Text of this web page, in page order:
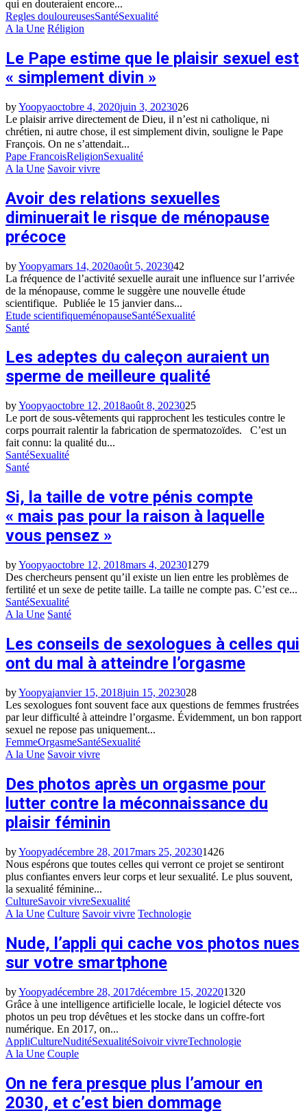
qui en douteraient encore...
Regles douloureusesSantéSexualité
A la Une Réligion
Le Pape estime que le plaisir sexuel est
« simplement divin »
byYoopyaoctobre 4, 2020juin 3, 2023026
Le plaisir arrive directement de Dieu, il n’est ni catholique, ni
chrétien, ni autre chose, il est simplement divin, souligne le Pape
François. On ne s’attendait...
Pape FrancoisReligionSexualité
A la Une Savoir vivre
Avoir des relations sexuelles
diminuerait le risque de ménopause
précoce
byYoopyamars 14, 2020août 5, 2023042
La fréquence de l’activité sexuelle aurait une influence sur l’arrivée
de la ménopause, comme le suggère une nouvelle étude
scientifique. Publiée le 15 janvier dans...
Etude scientifiqueménopauseSantéSexualité
Santé
Les adeptes du caleçon auraient un
sperme de meilleure qualité
byYoopyaoctobre 12, 2018août 8, 2023025
Le port de sous-vêtements qui rapprochent les testicules contre le
corps pourrait ralentir la fabrication de spermatozoïdes. C’est un
fait connu: la qualité du...
SantéSexualité
Santé
Si, la taille de votre pénis compte
« mais pas pour la raison à laquelle
vous pensez »
byYoopyaoctobre 12, 2018mars 4, 202301279
Des chercheurs pensent qu’il existe un lien entre les problèmes de
fertilité et un sexe de petite taille. La taille ne compte pas. C’est ce...
SantéSexualité
A la Une Santé
Les conseils de sexologues à celles qui
ont du mal à atteindre l’orgasme
byYoopyajanvier 15, 2018juin 15, 2023028
Les sexologues font souvent face aux questions de femmes frustrées
par leur difficulté à atteindre l’orgasme. Évidemment, un bon rapport
sexuel ne repose pas uniquement...
FemmeOrgasmeSantéSexualité
A la Une Savoir vivre
Des photos après un orgasme pour
lutter contre la méconnaissance du
plaisir féminin
byYoopyadécembre 28, 2017mars 25, 202301426
Nous espérons que toutes celles qui verront ce projet se sentiront
plus confiantes envers leur corps et leur sexualité. Le plus souvent,
la sexualité féminine...
CultureSavoir vivreSexualité
A la Une Culture Savoir vivre Technologie
Nude, l’appli qui cache vos photos nues
sur votre smartphone
byYoopyadécembre 28, 2017décembre 15, 202201320
Grâce à une intelligence artificielle locale, le logiciel détecte vos
photos un peu trop dévêtues et les stocke dans un coffre-fort
numérique. En 2017, on...
AppliCultureNuditéSexualitéSoivoir vivreTechnologie
A la Une Couple
On ne fera presque plus l’amour en
2030, et c’est bien dommage